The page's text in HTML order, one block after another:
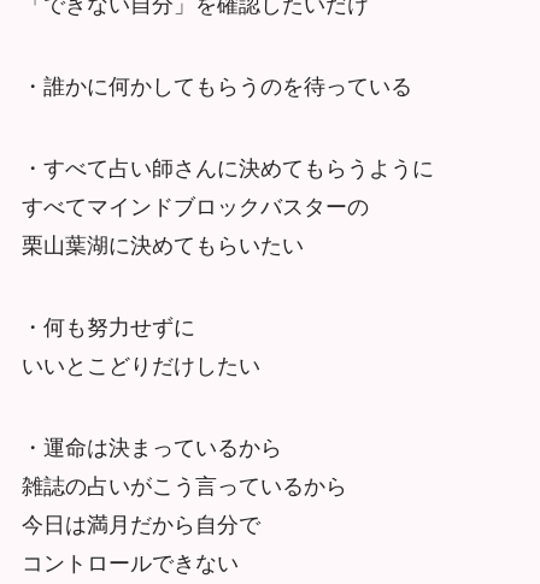
「できない自分」を確認したいだけ
・誰かに何かしてもらうのを待っている
・すべて占い師さんに決めてもらうように
すべてマインドブロックバスターの
栗山葉湖に決めてもらいたい
・何も努力せずに
いいとこどりだけしたい
・運命は決まっているから
雑誌の占いがこう言っているから
今日は満月だから自分で
コントロールできない